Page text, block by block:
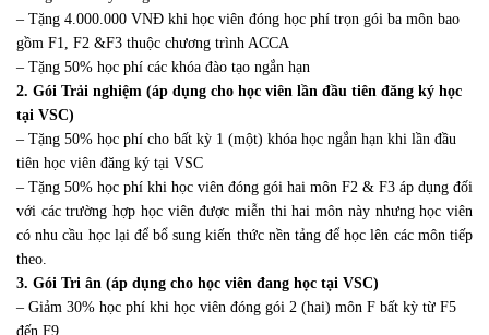
20.11.2012)
– Tặng 4.000.000 VNĐ khi học viên đóng học phí trọn gói ba môn bao
gồm F1, F2 &F3 thuộc chương trình ACCA
– Tặng 50% học phí các khóa đào tạo ngắn hạn
2. Gói Trải nghiệm (áp dụng cho học viên lần đầu tiên đăng ký học
tại VSC)
– Tặng 50% học phí cho bất kỳ 1 (một) khóa học ngắn hạn khi lần đầu
tiên học viên đăng ký tại VSC
– Tặng 50% học phí khi học viên đóng gói hai môn F2 & F3 áp dụng đối
với các trường hợp học viên được miễn thi hai môn này nhưng học viên
có nhu cầu học lại để bổ sung kiến thức nền tảng để học lên các môn tiếp
theo.
3. Gói Tri ân (áp dụng cho học viên đang học tại VSC)
– Giảm 30% học phí khi học viên đóng gói 2 (hai) môn F bất kỳ từ F5
đến F9